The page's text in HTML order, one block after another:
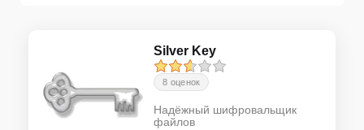
Silver Key
8 оценок
Надёжный шифровальщик
файлов